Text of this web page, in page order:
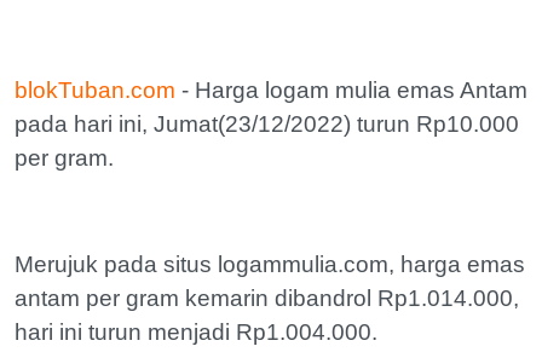
blokTuban.com - Harga logam mulia emas Antam
pada hari ini, Jumat(23/12/2022) turun Rp10.000
per gram.
Merujuk pada situs logammulia.com, harga emas
antam per gram kemarin dibandrol Rp1.014.000,
hari ini turun menjadi Rp1.004.000.